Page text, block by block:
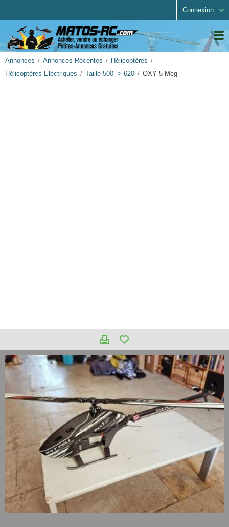
Connexion
Annonces Annonces Récentes
Hélicoptères
Hélicoptères Electriques
Taille 500 -> 620 OXY 5 Meg